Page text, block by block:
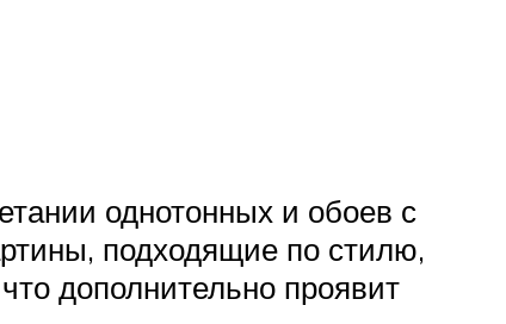
однотонных и обоев с
подходящие по стилю,
дополнительно проявит